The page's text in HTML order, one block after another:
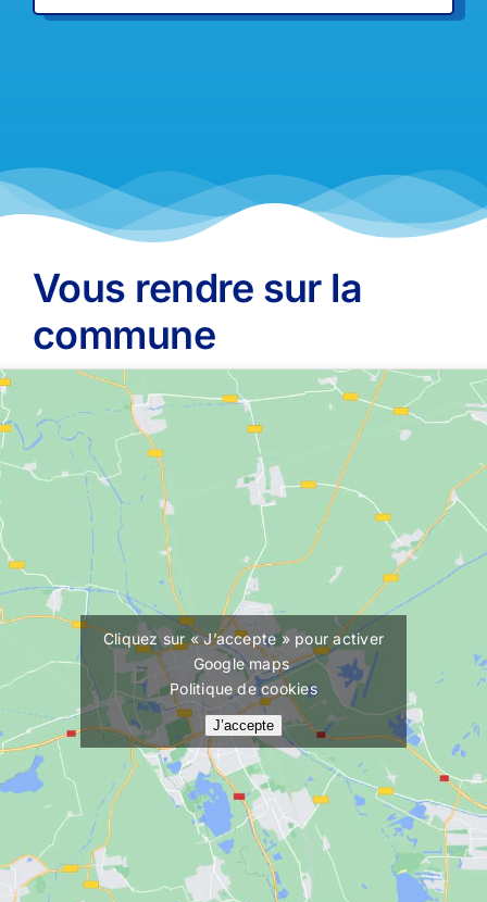
Vous rendre sur la
commune
Cliquez sur « J’accepte » pour activer
Google maps
Politique de cookies
J’accepte